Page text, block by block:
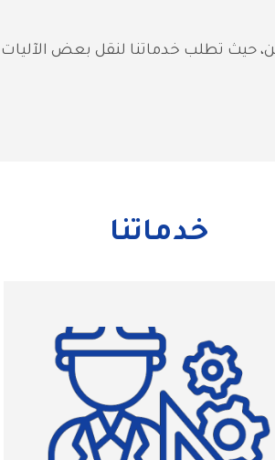
خدماتنا